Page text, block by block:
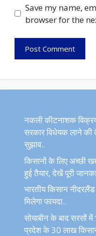
Save my name,
browser for the
नकली कीटनाशक
सरकार विधेयक लाने की
सुझाव..
किसानों के लिए अच्छी
हुई तैयार, देखें पूरी
भारतीय किसान
मिलेगा फायदा..
सोयाबीन के बाद सरसों में
प्रदेश के 30 लाख